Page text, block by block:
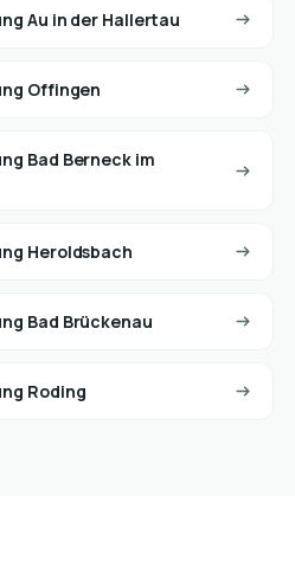
Au in der Hallertau
Offingen
Bad Berneck im
Heroldsbach
Bad Brückenau
Roding